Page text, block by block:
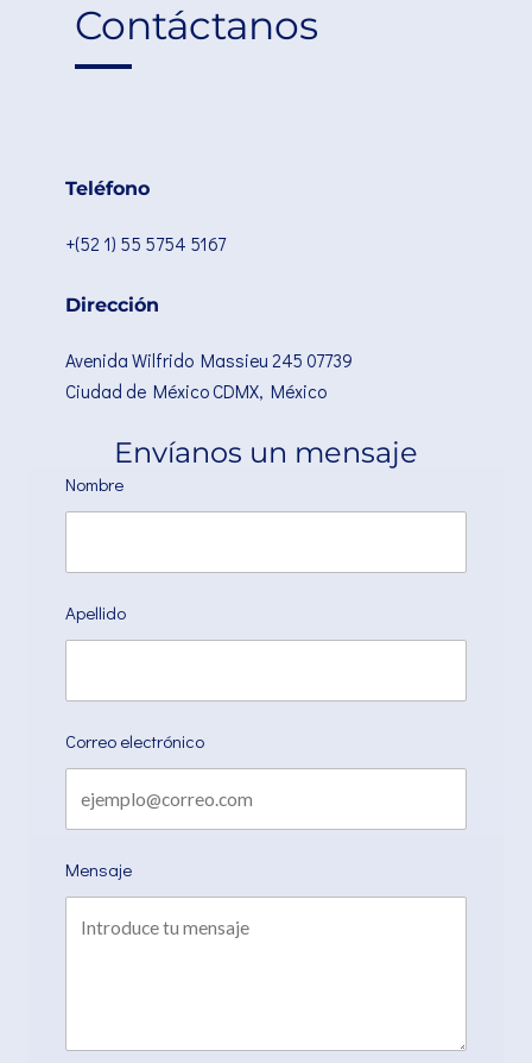
Contáctanos
Teléfono
+(52 1) 55 5754 5167
Dirección
Avenida Wilfrido Massieu 245 07739
Ciudad de México CDMX, México
Envíanos un mensaje
Nombre
Apellido
Correo electrónico
Mensaje